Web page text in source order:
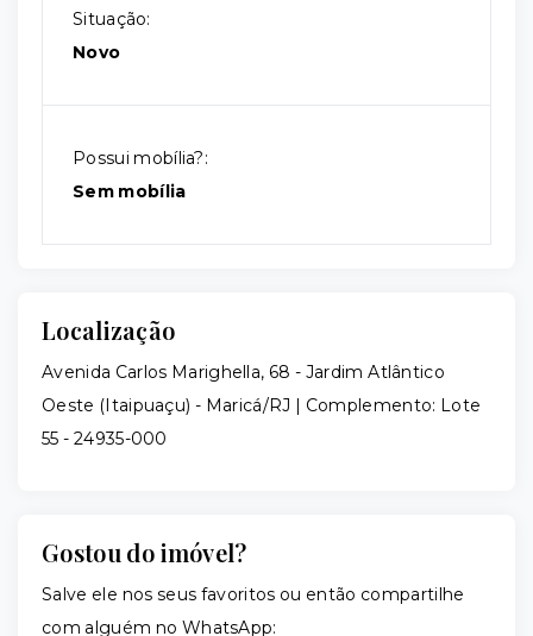
Situação:
Novo
Possui mobília?:
Sem mobília
Localização
Avenida Carlos Marighella, 68 - Jardim Atlântico
Oeste (Itaipuaçu) - Maricá/RJ | Complemento: Lote
55 - 24935-000
Gostou do imóvel?
Salve ele nos seus favoritos ou então compartilhe
com alguém no WhatsApp: